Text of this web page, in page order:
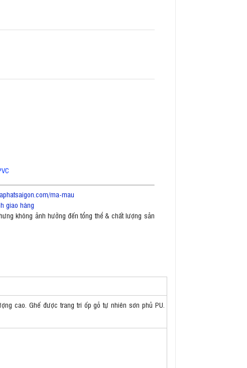
ma-mau
giao hàng
không ảnh hưởng đến tổng thể & chất lượng sản
cao. Ghế được trang trí ốp gỗ tự nhiên sơn phủ PU.